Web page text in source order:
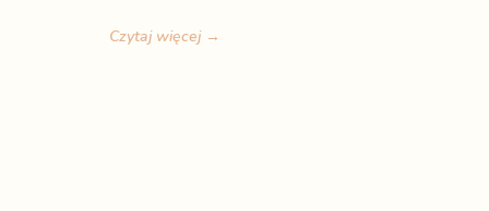
Czytaj więcej →